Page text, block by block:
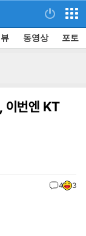
동영상 포토
이번엔 KT
4 3